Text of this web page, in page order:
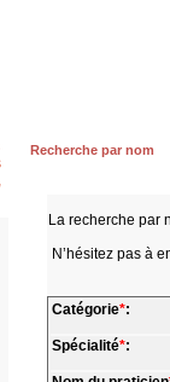
Recherche par nom
La recherche par
N’hésitez pas à
Catégorie*:
Spécialité*: